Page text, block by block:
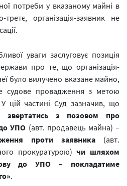
потреби у вказаному майні в
організація-заявник не
уваги заслуговує позиція
про те, що організація-
було вилучено вказане майно,
судове провадження з метою
цій частині Суд зазначив, що
звертатись з позовом про
УПО (авт. продавець майна) –
проти заявника (авт.
прокуратурою)чи шляхом
до УПО – покладатиме
.